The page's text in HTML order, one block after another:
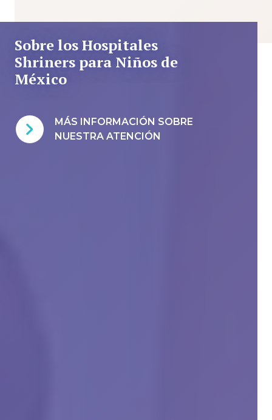
Sobre los Hospitales
Shriners para Niños de
México
MÁS INFORMACIÓN SOBRE
NUESTRA ATENCIÓN